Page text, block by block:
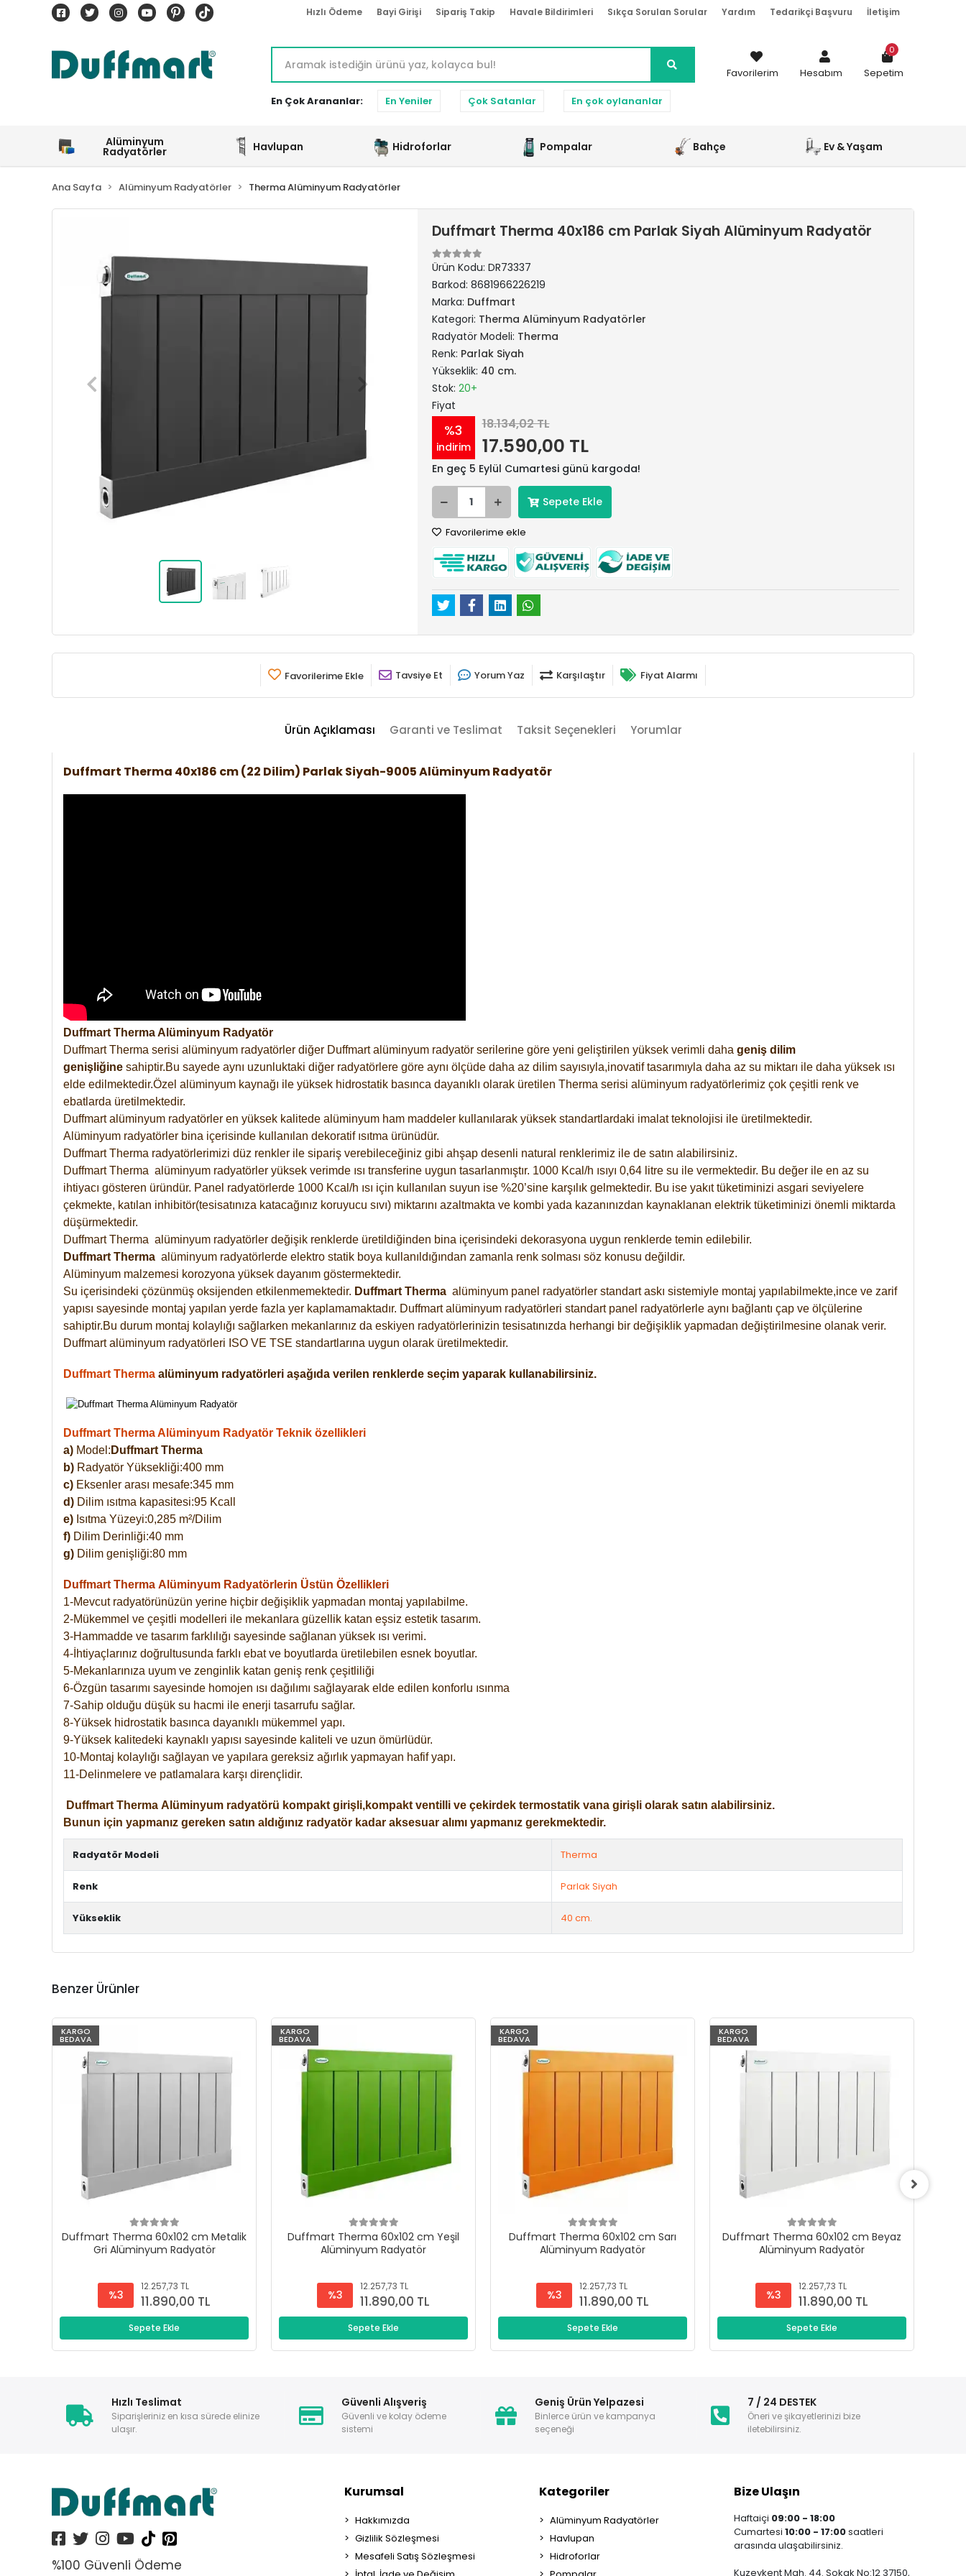
Hızlı Ödeme Bayi Girişi Sipariş Takip Havale Bildirimleri Sıkça Sorulan Sorular Yardım Tedarikçi Başvuru İletişim
En Çok Arananlar: En Yeniler Çok Satanlar En çok oylananlar
Favorilerim Hesabım Sepetim
0
Alüminyum
Radyatörler Havlupan Hidroforlar Pompalar Bahçe Ev & Yaşam
Ana Sayfa Alüminyum Radyatörler Therma Alüminyum Radyatörler
Duffmart Therma 40x186 cm Parlak Siyah Alüminyum Radyatör
Ürün Kodu: DR73337
Barkod: 8681966226219
Marka: Duffmart
Kategori: Therma Alüminyum Radyatörler
Radyatör Modeli: Therma
Renk: Parlak Siyah
Yükseklik: 40 cm.
Stok: 20+
Fiyat
%3
indirim
18.134,02 TL
17.590,00 TL
En geç 5 Eylül Cumartesi günü kargoda!
Sepete Ekle
Favorilerime ekle
Favorilerime Ekle Tavsiye Et Yorum Yaz Karşılaştır Fiyat Alarmı
Ürün Açıklaması Garanti ve Teslimat Taksit Seçenekleri Yorumlar
Duffmart Therma 40x186 cm (22 Dilim) Parlak Siyah-9005 Alüminyum Radyatör
Duffmart Therma Alüminyum Radyatör
Duffmart Therma serisi alüminyum radyatörler diğer Duffmart alüminyum radyatör serilerine göre yeni geliştirilen yüksek verimli daha geniş dilim
genişliğine sahiptir.Bu sayede aynı uzunluktaki diğer radyatörlere göre aynı ölçüde daha az dilim sayısıyla,inovatif tasarımıyla daha az su miktarı ile daha yüksek ısı
elde edilmektedir.Özel alüminyum kaynağı ile yüksek hidrostatik basınca dayanıklı olarak üretilen Therma serisi alüminyum radyatörlerimiz çok çeşitli renk ve
ebatlarda üretilmektedir.
Duffmart alüminyum radyatörler en yüksek kalitede alüminyum ham maddeler kullanılarak yüksek standartlardaki imalat teknolojisi ile üretilmektedir.
Alüminyum radyatörler bina içerisinde kullanılan dekoratif ısıtma ürünüdür.
Duffmart Therma radyatörlerimizi düz renkler ile sipariş verebileceğiniz gibi ahşap desenli natural renklerimiz ile de satın alabilirsiniz.
Duffmart Therma alüminyum radyatörler yüksek verimde ısı transferine uygun tasarlanmıştır. 1000 Kcal/h ısıyı 0,64 litre su ile vermektedir. Bu değer ile en az su
ihtiyacı gösteren üründür. Panel radyatörlerde 1000 Kcal/h ısı için kullanılan suyun ise %20’sine karşılık gelmektedir. Bu ise yakıt tüketiminizi asgari seviyelere
çekmekte, katılan inhibitör(tesisatınıza katacağınız koruyucu sıvı) miktarını azaltmakta ve kombi yada kazanınızdan kaynaklanan elektrik tüketiminizi önemli miktarda
düşürmektedir.
Duffmart Therma alüminyum radyatörler değişik renklerde üretildiğinden bina içerisindeki dekorasyona uygun renklerde temin edilebilir.
Duffmart Therma alüminyum radyatörlerde elektro statik boya kullanıldığından zamanla renk solması söz konusu değildir.
Alüminyum malzemesi korozyona yüksek dayanım göstermektedir.
Su içerisindeki çözünmüş oksijenden etkilenmemektedir. Duffmart Therma alüminyum panel radyatörler standart askı sistemiyle montaj yapılabilmekte,ince ve zarif
yapısı sayesinde montaj yapılan yerde fazla yer kaplamamaktadır. Duffmart alüminyum radyatörleri standart panel radyatörlerle aynı bağlantı çap ve ölçülerine
sahiptir.Bu durum montaj kolaylığı sağlarken mekanlarınız da eskiyen radyatörlerinizin tesisatınızda herhangi bir değişiklik yapmadan değiştirilmesine olanak verir.
Duffmart alüminyum radyatörleri ISO VE TSE standartlarına uygun olarak üretilmektedir.
Duffmart Therma alüminyum radyatörleri aşağıda verilen renklerde seçim yaparak kullanabilirsiniz.
Duffmart Therma Alüminyum Radyatör Teknik özellikleri
a) Model: Duffmart Therma
b) Radyatör Yüksekliği:400 mm
c) Eksenler arası mesafe:345 mm
d) Dilim ısıtma kapasitesi:95 Kcall
e) Isıtma Yüzeyi:0,285 m²/Dilim
f) Dilim Derinliği:40 mm
g) Dilim genişliği:80 mm
Duffmart Therma Alüminyum Radyatörlerin Üstün Özellikleri
1-Mevcut radyatörünüzün yerine hiçbir değişiklik yapmadan montaj yapılabilme.
2-Mükemmel ve çeşitli modelleri ile mekanlara güzellik katan eşsiz estetik tasarım.
3-Hammadde ve tasarım farklılığı sayesinde sağlanan yüksek ısı verimi.
4-İhtiyaçlarınız doğrultusunda farklı ebat ve boyutlarda üretilebilen esnek boyutlar.
5-Mekanlarınıza uyum ve zenginlik katan geniş renk çeşitliliği
6-Özgün tasarımı sayesinde homojen ısı dağılımı sağlayarak elde edilen konforlu ısınma
7-Sahip olduğu düşük su hacmi ile enerji tasarrufu sağlar.
8-Yüksek hidrostatik basınca dayanıklı mükemmel yapı.
9-Yüksek kalitedeki kaynaklı yapısı sayesinde kaliteli ve uzun ömürlüdür.
10-Montaj kolaylığı sağlayan ve yapılara gereksiz ağırlık yapmayan hafif yapı.
11-Delinmelere ve patlamalara karşı dirençlidir.
Duffmart Therma Alüminyum radyatörü kompakt girişli,kompakt ventilli ve çekirdek termostatik vana girişli olarak satın alabilirsiniz.
Bunun için yapmanız gereken satın aldığınız radyatör kadar aksesuar alımı yapmanız gerekmektedir.
Radyatör Modeli Therma
Renk Parlak Siyah
Yükseklik 40 cm.
Benzer Ürünler
KARGO
BEDAVA
Duffmart Therma 60x102 cm Metalik
Gri Alüminyum Radyatör
%3
12.257,73 TL
11.890,00 TL
Sepete Ekle
KARGO
BEDAVA
Duffmart Therma 60x102 cm Yeşil
Alüminyum Radyatör
%3
12.257,73 TL
11.890,00 TL
Sepete Ekle
KARGO
BEDAVA
Duffmart Therma 60x102 cm Sarı
Alüminyum Radyatör
%3
12.257,73 TL
11.890,00 TL
Sepete Ekle
KARGO
BEDAVA
Duffmart Therma 60x102 cm Beyaz
Alüminyum Radyatör
%3
12.257,73 TL
11.890,00 TL
Sepete Ekle
Hızlı Teslimat
Siparişleriniz en kısa sürede elinize
ulaşır.
Güvenli Alışveriş
Güvenli ve kolay ödeme
sistemi
Geniş Ürün Yelpazesi
Binlerce ürün ve kampanya
seçeneği
7 / 24 DESTEK
Öneri ve şikayetlerinizi bize
iletebilirsiniz.
%100 Güvenli Ödeme
Kurumsal
Hakkımızda
Gizlilik Sözleşmesi
Mesafeli Satış Sözleşmesi
Kategoriler
Alüminyum Radyatörler
Havlupan
Hidroforlar
Bize Ulaşın
Haftaiçi 09:00 - 18:00
Cumartesi 10:00 - 17:00saatleri
arasında ulaşabilirsiniz.
Kuzeykent Mah. 44. Sokak No:12 37150,